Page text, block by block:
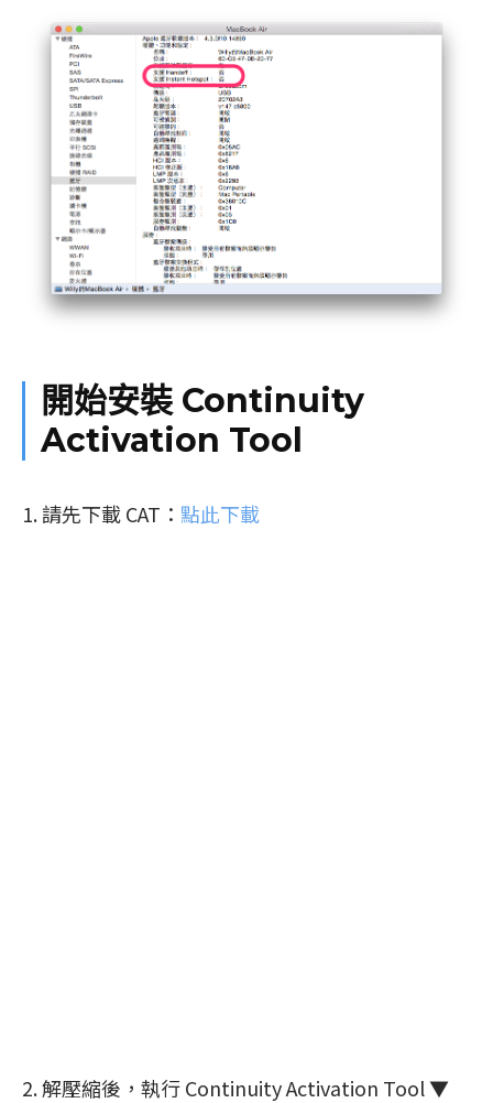
開始安裝 Continuity
Activation Tool
1. 請先下載 CAT： 點此下載
2. 解壓縮後，執行 Continuity Activation Tool ▼